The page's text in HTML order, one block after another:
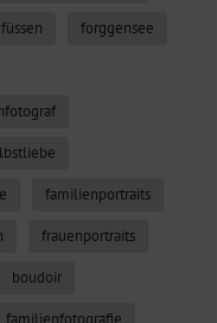
forggensee
familienportraits
frauenportraits
boudoir
familienfotografie